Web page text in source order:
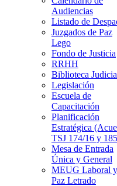
Audiencias
Listado de
Juzgados de Paz
Lego
Fondo de Justicia
RRHH
Biblioteca
Legislación
Escuela de
Capacitación
Planificación
Estratégica
TSJ 174/16 y
Mesa de Entrada
Única y General
MEUG Laboral
Paz Letrado